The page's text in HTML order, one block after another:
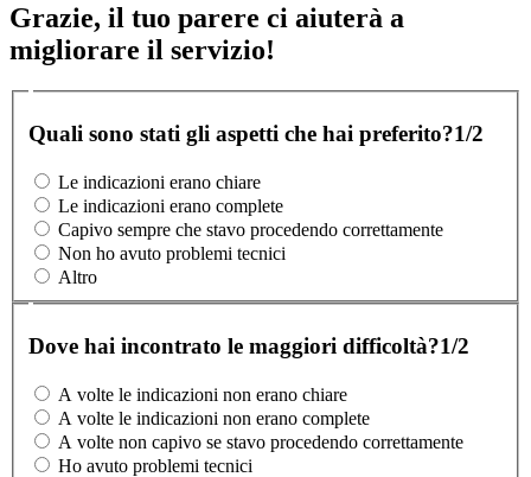
Grazie, il tuo parere ci aiuterà a
migliorare il servizio!
Quali sono stati gli aspetti che hai preferito?1/2
Le indicazioni erano chiare
Le indicazioni erano complete
Capivo sempre che stavo procedendo correttamente
Non ho avuto problemi tecnici
Altro
Dove hai incontrato le maggiori difficoltà?1/2
A volte le indicazioni non erano chiare
A volte le indicazioni non erano complete
A volte non capivo se stavo procedendo correttamente
Ho avuto problemi tecnici